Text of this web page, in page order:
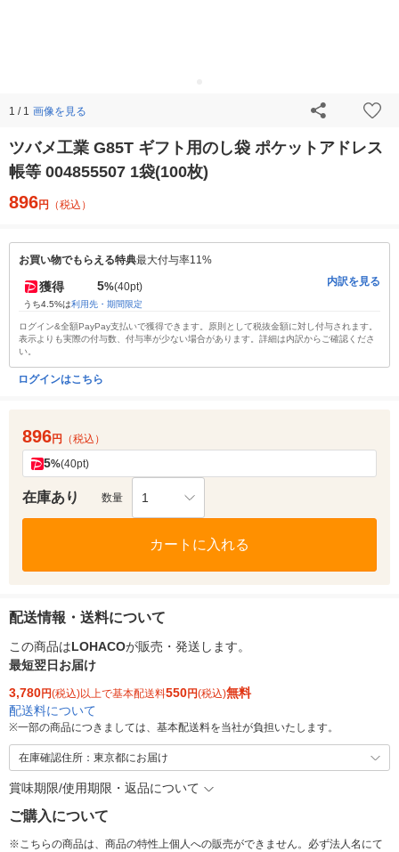
1 / 1 画像を見る
ツバメ工業 G85T ギフト用のし袋 ポケットアドレス
帳等 004855507 1袋(100枚)
896円 （税込）
お買い物でもらえる特典最大付与率11%
獲得 5%(40pt)
うち4.5%は利用先・期間限定
内訳を見る
ログイン&全額PayPay支払いで獲得できます。原則として税抜金額に対し付与されます。
表示よりも実際の付与数、付与率が少ない場合があります。詳細は内訳からご確認くださ
い。
ログインはこちら
896円 （税込）
5%(40pt)
在庫あり 数量 1
カートに入れる
配送情報・送料について
この商品はLOHACOが販売・発送します。
最短翌日お届け
3,780円(税込)以上で基本配送料550円(税込)無料
配送料について
※一部の商品につきましては、基本配送料を当社が負担いたします。
在庫確認住所：東京都にお届け
賞味期限/使用期限・返品について
ご購入について
※こちらの商品は、商品の特性上個人への販売ができません。必ず法人名にて